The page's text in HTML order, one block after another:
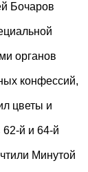
Бочаров
органов
конфессий,
цветы и
й и 64-й
Минутой